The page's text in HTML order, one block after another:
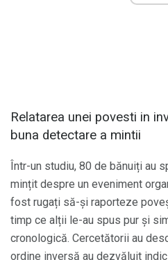
Relatarea unei povesti in
buna detectare a mintii
Într-un studiu, 80 de bănuiți au
mințit despre un eveniment
fost rugați să-și raporteze
timp ce alții le-au spus pur și
cronologică. Cercetătorii au
ordine inversă au dezvăluit